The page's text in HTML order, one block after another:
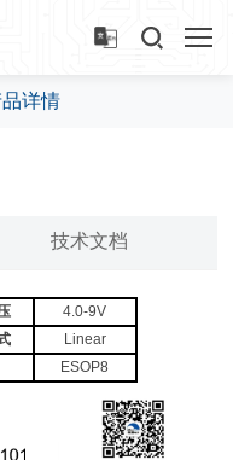
详情
技术文档
4.0-9V
Linear
ESOP8